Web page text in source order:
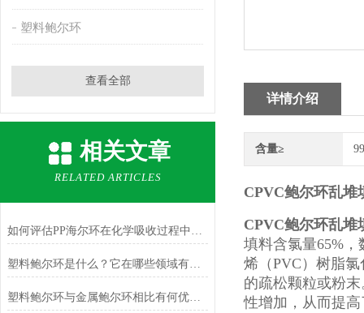
塑料鲍尔环
查看全部
相关文章
RELATED ARTICLES
如何评估PP海尔环在化学吸收过程中的效率？
塑料鲍尔环是什么？它在哪些领域有应用？
塑料鲍尔环与金属鲍尔环相比有何优势？
详情介绍
含量≥
CPVC鲍尔环乱堆
CPVC鲍尔环乱堆
填料含氯量65%
烯（PVC）树脂
的疏松颗粒或粉
性增加，从而提